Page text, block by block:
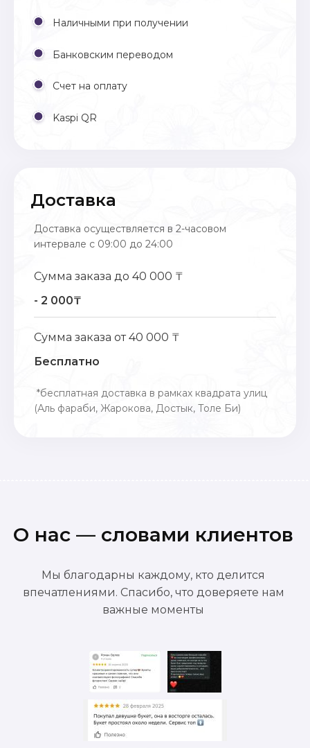
Наличными при получении
Банковским переводом
Счет на оплату
Kaspi QR
Доставка
Доставка осуществляется в 2-часовом
интервале с 09:00 до 24:00
Сумма заказа до 40 000 ₸
- 2 000₸
Сумма заказа от 40 000 ₸
Бесплатно
*бесплатная доставка в рамках квадрата улиц
(Аль фараби, Жарокова, Достык, Толе Би)
О нас — словами клиентов
Мы благодарны каждому, кто делится
впечатлениями. Спасибо, что доверяете нам
важные моменты